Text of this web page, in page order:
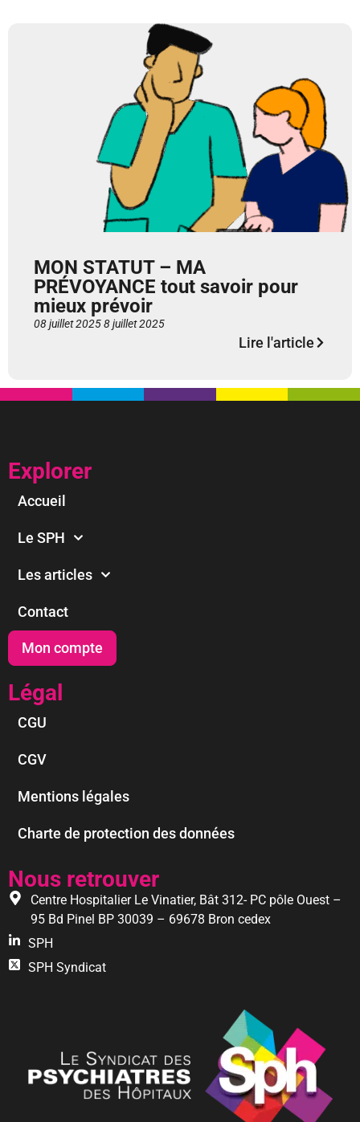
MON STATUT – MA
PRÉVOYANCE tout savoir pour
mieux prévoir
08 juillet 20258 juillet 2025
Lire l'article
Explorer
Accueil
Le SPH
Les articles
Contact
Mon compte
Légal
CGU
CGV
Mentions légales
Charte de protection des données
Nous retrouver
Centre Hospitalier Le Vinatier, Bât 312- PC pôle Ouest –
95 Bd Pinel BP 30039 – 69678 Bron cedex
SPH
SPH Syndicat